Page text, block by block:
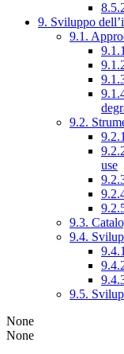
9. Sviluppo
9.1.
9.2.
use
9.3.
9.4.
9.5.
None
None